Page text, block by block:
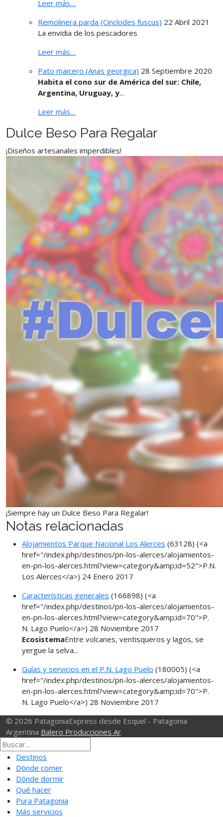
Leer más…
Remolinera parda (Cinclodes fuscus) 22 Abril 2021
La envidia de los pescadores
Leer más…
Pato maicero (Anas georgica) 28 Septiembre 2020
Habita el cono sur de América del sur: Chile,
Argentina, Uruguay, y...
Leer más…
Dulce Beso Para Regalar
¡Diseños artesanales imperdibles!
¡Siempre hay un Dulce Beso Para Regalar!
Notas relacionadas
Alojamientos Parque Nacional Los Alerces (63128) (<a
href="/index.php/destinos/pn-los-alerces/alojamientos-
en-pn-los-alerces.html?view=category&amp;id=52">P.N.
Los Alerces</a>) 24 Enero 2017
Características generales (166898) (<a
href="/index.php/destinos/pn-los-alerces/alojamientos-
en-pn-los-alerces.html?view=category&amp;id=70">P.
N. Lago Puelo</a>) 28 Noviembre 2017
EcosistemaEntre volcanes, ventisqueros y lagos, se
yergue la selva...
Guías y servicios en el P.N. Lago Puelo (180005) (<a
href="/index.php/destinos/pn-los-alerces/alojamientos-
en-pn-los-alerces.html?view=category&amp;id=70">P.
N. Lago Puelo</a>) 28 Noviembre 2017
© 2026 PatagoniaExpress desde Esquel - Patagonia
Argentina Balero Producciones Ar
Destinos
Dónde comer
Dónde dormir
Qué hacer
Pura Patagonia
Más servicios